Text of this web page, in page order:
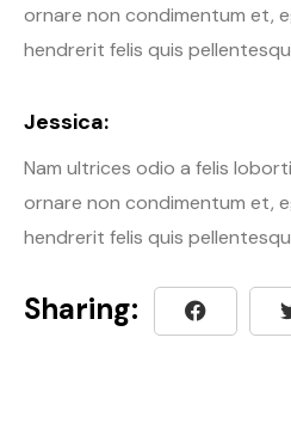
ornare non condimentum et,
hendrerit felis quis
Jessica:
Nam ultrices odio a felis
ornare non condimentum et,
hendrerit felis quis
Sharing: